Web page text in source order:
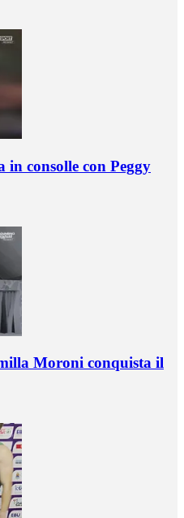
in consolle con Peggy
Moroni conquista il